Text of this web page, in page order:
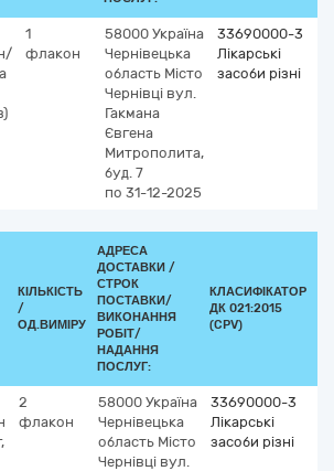
1
флакон
58000 Україна
Чернівецька
область Місто
Чернівці вул.
Гакмана
Євгена
Митрополита,
буд. 7
по 31-12-2025
33690000-3
Лікарські
засоби різні
КІЛЬКІСТЬ
/
ОД.ВИМІРУ
АДРЕСА
ДОСТАВКИ /
СТРОК
ПОСТАВКИ/
ВИКОНАННЯ
РОБІТ/
НАДАННЯ
ПОСЛУГ:
КЛАСИФІКАТОР
ДК 021:2015
(CPV)
2
флакон
58000 Україна
Чернівецька
область Місто
Чернівці вул.
33690000-3
Лікарські
засоби різні